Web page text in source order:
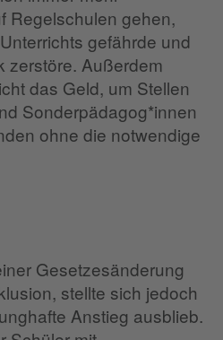
Regelschulen gehen,
gefährde und
zerstöre. Außerdem
das Geld, um Stellen
Sonderpädagog*innen
ohne die notwendige
Gesetzesänderung
stellte sich jedoch
Anstieg ausblieb.